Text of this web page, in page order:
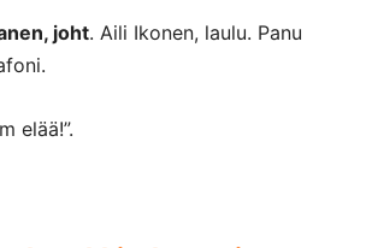
joht. Aili Ikonen, laulu. Panu
elää!”.